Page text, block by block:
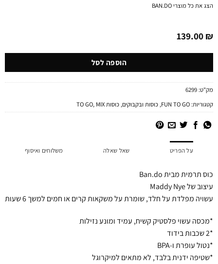
הצג את כל מוצריBAN.DO
139.00₪
הוספה לסל
מק"ט:6299
קטגוריות:FUN TO GO
,כוסות ובקבוקים,כוסות TO GO ,MIX
על הפריט שאל שאלה משלוחים ואיסוף
כוס תרמית מבית Ban.do
עיצוב של Maddy Nye
עשויה מפלדת על חלד, שומרת על משקאות קרים או חמים למשך 6 שעות
*מכסה עשוי פלסטיק קשיח, עמיד ומונע נזילות
*2 שכבות בידוד
*נטול עופרת ו-BPA
*שטיפה ידנית בלבד, לא מתאים למיקרוגל